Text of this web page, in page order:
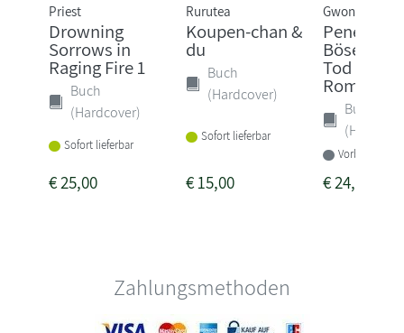
Priest
Drowning
Sorrows in
Raging Fire 1
Buch
(Hardcover)
Sofort lieferbar
€25,00
Rurutea
Koupen-chan &
du
Buch
(Hardcover)
Sofort lieferbar
€15,00
Gwon Gyeoeul
Penelope
Böse ist
Tod
Rom...
Buch
Vorbestellbar
€24,00
Zahlungsmethoden